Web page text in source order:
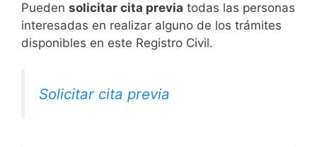
​Pueden solicitar cita previa todas las personas
interesadas en realizar alguno de los trámites
disponibles en este Registro Civil.​
Solicitar cita previa